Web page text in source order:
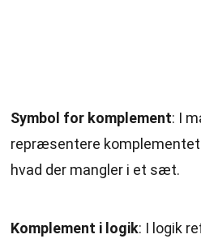
Symbol for komplement: I
repræsentere
hvad der mangler i et sæt.
Komplement i logik: I logik